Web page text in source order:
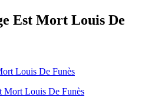
Est Mort Louis De
Louis De Funès